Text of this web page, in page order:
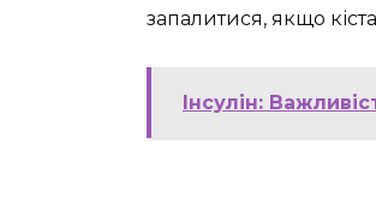
запалитися, якщо
Інсулін: